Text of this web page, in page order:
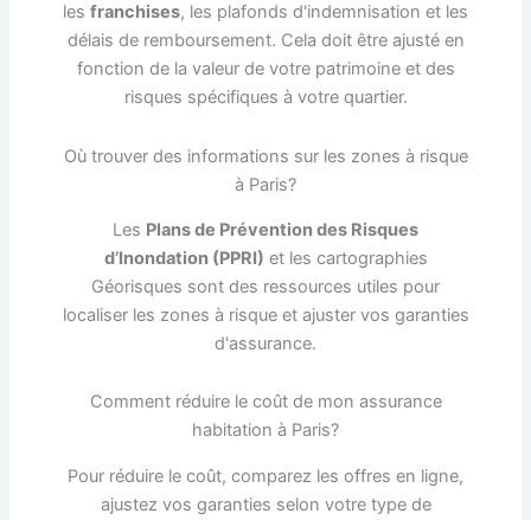
les franchises, les plafonds d'indemnisation et les
délais de remboursement. Cela doit être ajusté en
fonction de la valeur de votre patrimoine et des
risques spécifiques à votre quartier.
Où trouver des informations sur les zones à risque
à Paris?
Les Plans de Prévention des Risques
d’Inondation (PPRI) et les cartographies
Géorisques sont des ressources utiles pour
localiser les zones à risque et ajuster vos garanties
d'assurance.
Comment réduire le coût de mon assurance
habitation à Paris?
Pour réduire le coût, comparez les offres en ligne,
ajustez vos garanties selon votre type de